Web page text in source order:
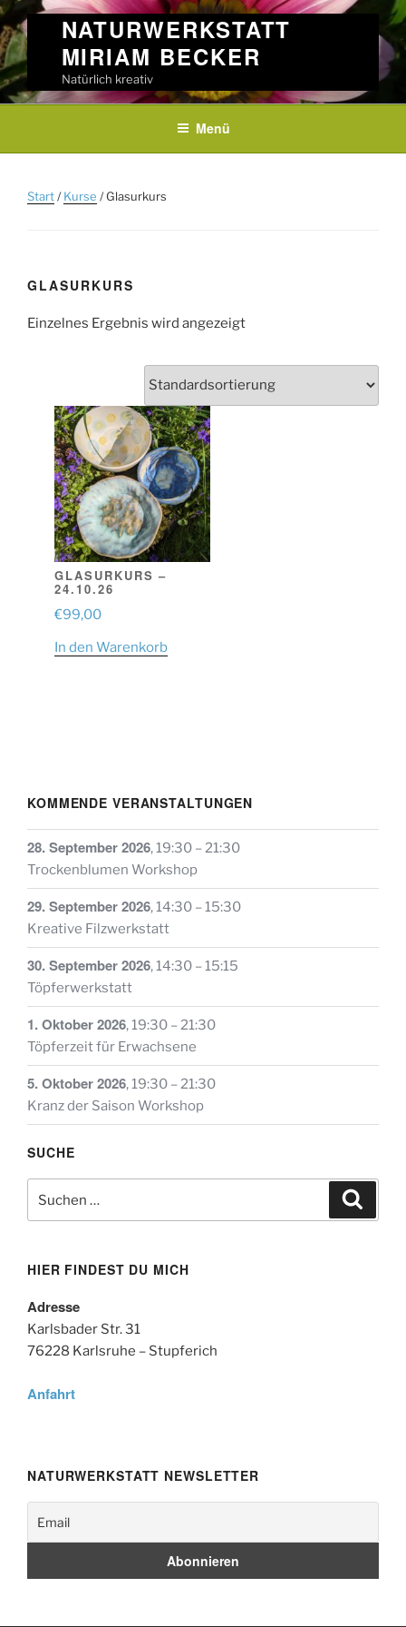
Skip
to
content
NATURWERKSTATT
MIRIAM BECKER
Natürlich kreativ
Menü
Start/Kurse / Glasurkurs
GLASURKURS
Einzelnes Ergebnis wird angezeigt
GLASURKURS –
24.10.26
€99,00
In den Warenkorb
KOMMENDE VERANSTALTUNGEN
28. September 2026,19:30 –21:30
Trockenblumen Workshop
29. September 2026,14:30 –15:30
Kreative Filzwerkstatt
30. September 2026,14:30 –15:15
Töpferwerkstatt
1. Oktober 2026,19:30 –21:30
Töpferzeit für Erwachsene
5. Oktober 2026,19:30 –21:30
Kranz der Saison Workshop
SUCHE
Suche
nach:
HIER FINDEST DU MICH
Adresse
Karlsbader Str. 31
76228 Karlsruhe – Stupferich
Anfahrt
NATURWERKSTATT NEWSLETTER